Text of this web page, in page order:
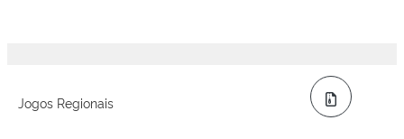
Jogos Regionais Zip